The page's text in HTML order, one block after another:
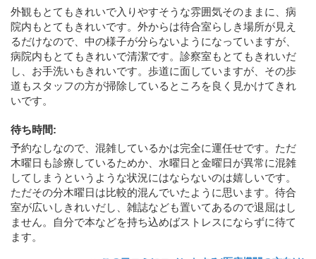
外観もとてもきれいで入りやすそうな雰囲気そのままに、病
院内もとてもきれいです。外からは待合室らしき場所が見え
るだけなので、中の様子が分らないようになっていますが、
病院内もとてもきれいで清潔です。診察室もとてもきれいだ
し、お手洗いもきれいです。歩道に面していますが、その歩
道もスタッフの方が掃除しているところを良く見かけてきれ
いです。
待ち時間:
予約なしなので、混雑しているかは完全に運任せです。ただ
木曜日も診療しているためか、水曜日と金曜日が異常に混雑
してしまうというような状況にはならないのは嬉しいです。
ただその分木曜日は比較的混んでいたように思います。待合
室が広いしきれいだし、雑誌なども置いてあるので退屈はし
ません。自分で本などを持ち込めばストレスにならずに待て
ます。